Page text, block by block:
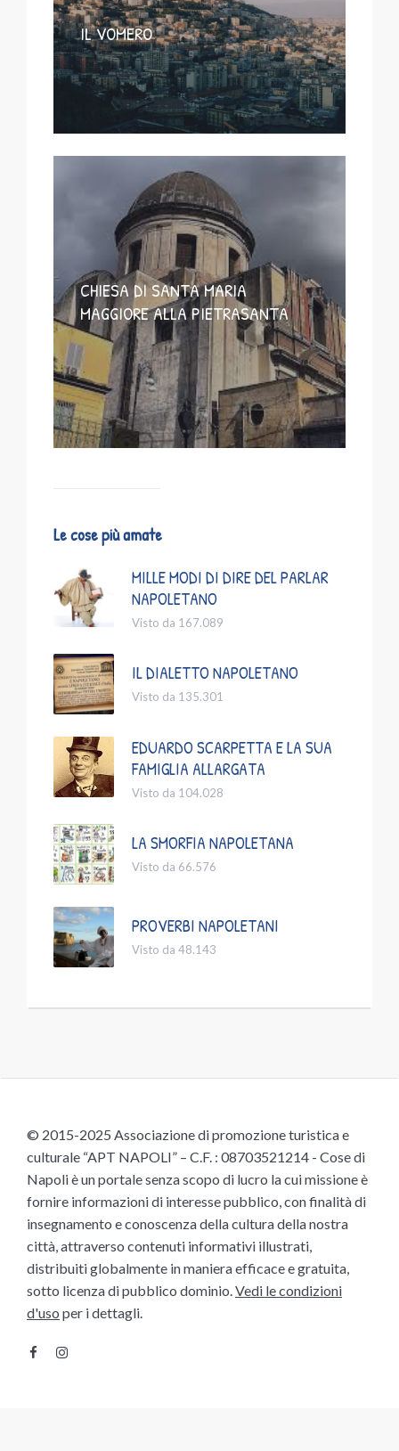
IL VOMERO
CHIESA DI SANTA MARIA
MAGGIORE ALLA PIETRASANTA
Le cose più amate
MILLE MODI DI DIRE DEL PARLAR
NAPOLETANO
Visto da 167.089
IL DIALETTO NAPOLETANO
Visto da 135.301
EDUARDO SCARPETTA E LA SUA
FAMIGLIA ALLARGATA
Visto da 104.028
LA SMORFIA NAPOLETANA
Visto da 66.576
PROVERBI NAPOLETANI
Visto da 48.143
© 2015-2025 Associazione di promozione turistica e
culturale “APT NAPOLI” – C.F. : 08703521214 - Cose di
Napoli è un portale senza scopo di lucro la cui missione è
fornire informazioni di interesse pubblico, con finalità di
insegnamento e conoscenza della cultura della nostra
città, attraverso contenuti informativi illustrati,
distribuiti globalmente in maniera efficace e gratuita,
sotto licenza di pubblico dominio.Vedi le condizioni
d'uso per i dettagli.